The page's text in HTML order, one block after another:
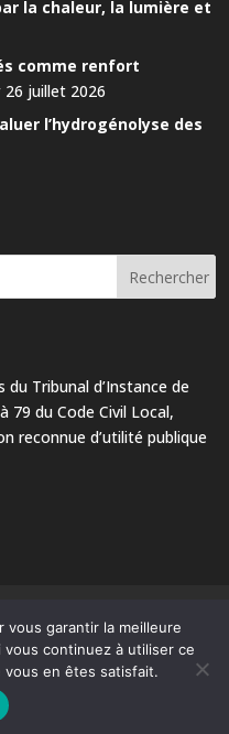
la chaleur, la lumière et
comme renfort
26 juillet 2026
l’hydrogénolyse des
Tribunal d’Instance de
79 du Code Civil Local,
reconnue d’utilité publique
des Polymères
vous garantir la meilleure
continuez à utiliser ce
en êtes satisfait.